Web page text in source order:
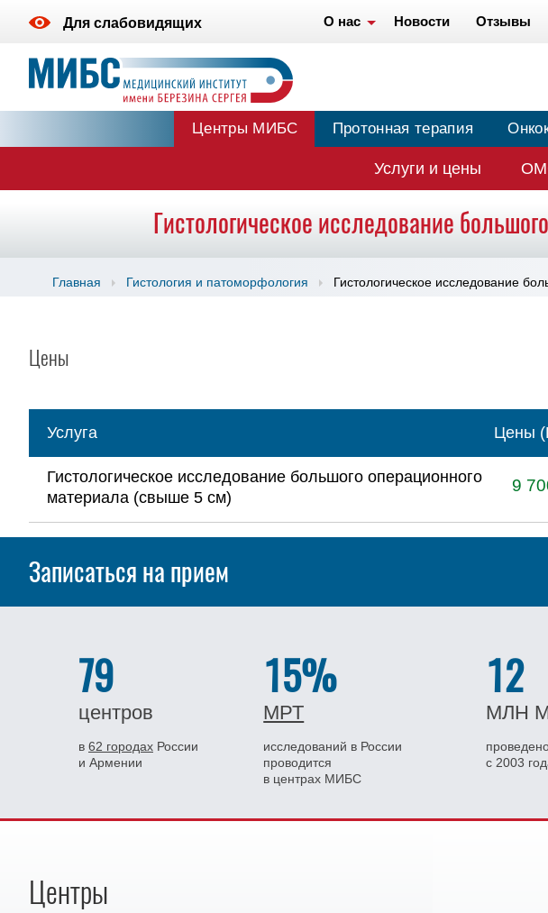
Для слабовидящих О нас Новости Отзывы
Центры МИБС Протонная терапия
Услуги и цены
Гистологическое исследование
Главная Гистология и патоморфология Гистологическое исследование
Цены
Услуга Цены
Гистологическое исследование большого операционного
материала (свыше 5 см)
9
Записаться на прием
79
центров
в 62 городах России
и Армении
15%
МРТ
исследований в России
проводится
в центрах МИБС
12
МЛН
с 2003
Центры